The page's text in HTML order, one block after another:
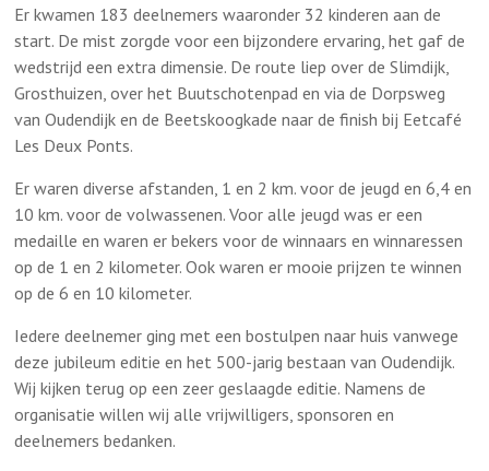
Er kwamen 183 deelnemers waaronder 32 kinderen aan de
start. De mist zorgde voor een bijzondere ervaring, het gaf de
wedstrijd een extra dimensie. De route liep over de Slimdijk,
Grosthuizen, over het Buutschotenpad en via de Dorpsweg
van Oudendijk en de Beetskoogkade naar de finish bij Eetcafé
Les Deux Ponts.
Er waren diverse afstanden, 1 en 2 km. voor de jeugd en 6,4 en
10 km. voor de volwassenen. Voor alle jeugd was er een
medaille en waren er bekers voor de winnaars en winnaressen
op de 1 en 2 kilometer. Ook waren er mooie prijzen te winnen
op de 6 en 10 kilometer.
Iedere deelnemer ging met een bostulpen naar huis vanwege
deze jubileum editie en het 500-jarig bestaan van Oudendijk.
Wij kijken terug op een zeer geslaagde editie. Namens de
organisatie willen wij alle vrijwilligers, sponsoren en
deelnemers bedanken.